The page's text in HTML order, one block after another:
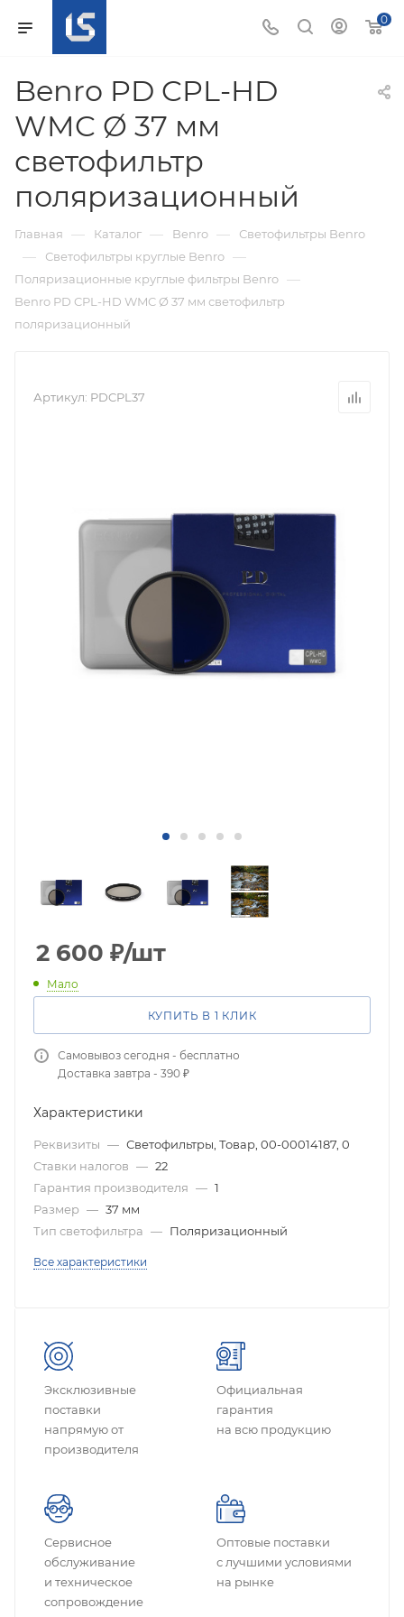
0
Benro PD CPL-HD
WMC Ø 37 мм
светофильтр
поляризационный
Главная — Каталог — Benro — Светофильтры Benro
— Светофильтры круглые Benro —
Поляризационные круглые фильтры Benro —
Benro PD CPL-HD WMC Ø 37 мм светофильтр
поляризационный
Артикул: PDCPL37
2 600 ₽/шт
Мало
КУПИТЬ В 1 КЛИК
Самовывоз сегодня - бесплатно
Доставка завтра - 390 ₽
Характеристики
Реквизиты — Светофильтры, Товар, 00-00014187, 0
Ставки налогов — 22
Гарантия производителя — 1
Размер — 37 мм
Тип светофильтра — Поляризационный
Все характеристики
Эксклюзивные
поставки
напрямую от
производителя
Официальная
гарантия
на всю продукцию
Сервисное
обслуживание
и техническое
сопровождение
Оптовые поставки
с лучшими условиями
на рынке